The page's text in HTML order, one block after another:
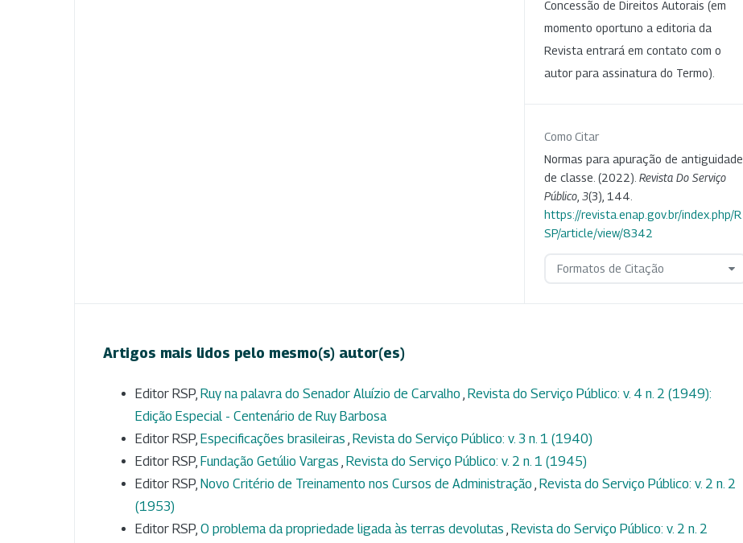
Concessão de Direitos Autorais (em
momento oportuno a editoria da
Revista entrará em contato com o
autor para assinatura do Termo).
Como Citar
Normas para apuração de antiguidade
de classe. (2022). Revista Do Serviço
Público 3(3), 144.
https://revista.enap.gov.br/index.php/R
SP/article/view/8342
Formatos de Citação
Artigos mais lidos pelo mesmo(s) autor(es)
Editor RSP, Ruy na palavra do Senador Aluízio de Carvalho , Revista do Serviço Público: v. 4 n. 2 (1949):
Edição Especial - Centenário de Ruy Barbosa
Editor RSP, Especificações brasileiras , Revista do Serviço Público: v. 3 n. 1 (1940)
Editor RSP, Fundação Getúlio Vargas , Revista do Serviço Público: v. 2 n. 1 (1945)
Editor RSP, Novo Critério de Treinamento nos Cursos de Administração , Revista do Serviço Público: v. 2 n. 2
(1953)
Editor RSP, O problema da propriedade ligada às terras devolutas , Revista do Serviço Público: v. 2 n. 2